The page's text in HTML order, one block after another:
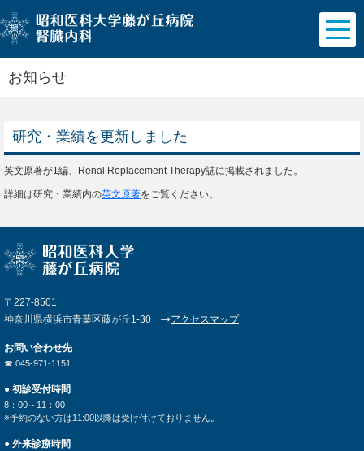
お知らせ
研究・業績を更新しました
英文原著が1編、Renal Replacement Therapy誌に掲載されました。
詳細は研究・業績内の英文原著をご覧ください。
〒227-8501
神奈川県横浜市青葉区藤が丘1-30
アクセスマップ
お問い合わせ先
☎︎ 045-971-1151
● 初診受付時間
8：00～11：00
※予約のない方は11:00以降は受け付けておりません。
● 外来診療時間